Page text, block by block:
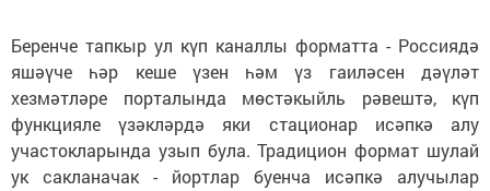
Беренче тапкыр ул күп каналлы форматта - Россиядә
яшәүче һәр кеше үзен һәм үз гаиләсен дәүләт
хезмәтләре порталында мөстәкыйль рәвештә, күп
функцияле үзәкләрдә яки стационар исәпкә алу
участокларында узып була. Традицион формат шулай
ук сакланачак - йортлар буенча исәпкә алучылар